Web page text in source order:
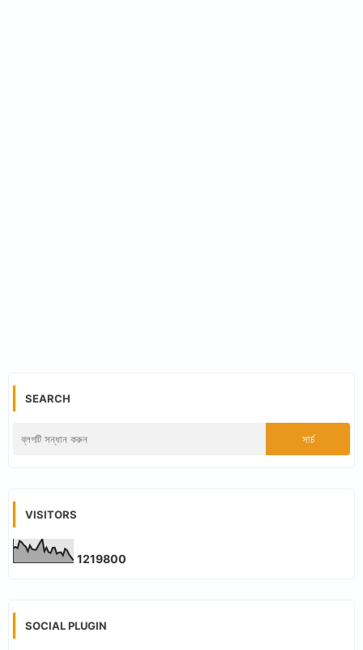
SEARCH
VISITORS
1219800
SOCIAL PLUGIN